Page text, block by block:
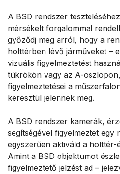
A BSD rendszer
mérsékelt forgalommal
győződj meg arról, hogy a
holttérben lévő járműveket –
vizuális figyelmeztetést
tükrökön vagy az A-
figyelmeztetései a
keresztül jelennek meg.
A BSD rendszer kamerák,
segítségével figyelmeztet egy
egyszerűen aktiváld a holttér-
Amint a BSD objektumot
figyelmeztető jelzést ad –